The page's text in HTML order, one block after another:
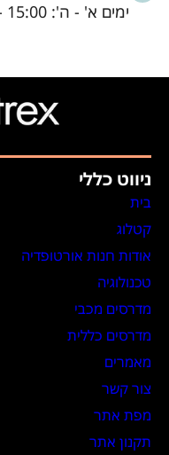
ימים א' - ה': 15:00 - 10:00
ניווט כללי
בית
קטלוג
אודות חנות אורטופדיה
טכנולוגיה
מדרסים מכבי
מדרסים כללית
מאמרים
צור קשר
מפת אתר
תקנון אתר